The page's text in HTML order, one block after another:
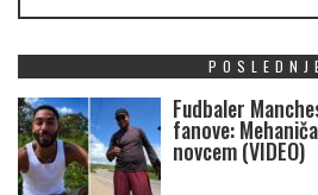
Fudbaler
fanove:
novcem (VIDEO)